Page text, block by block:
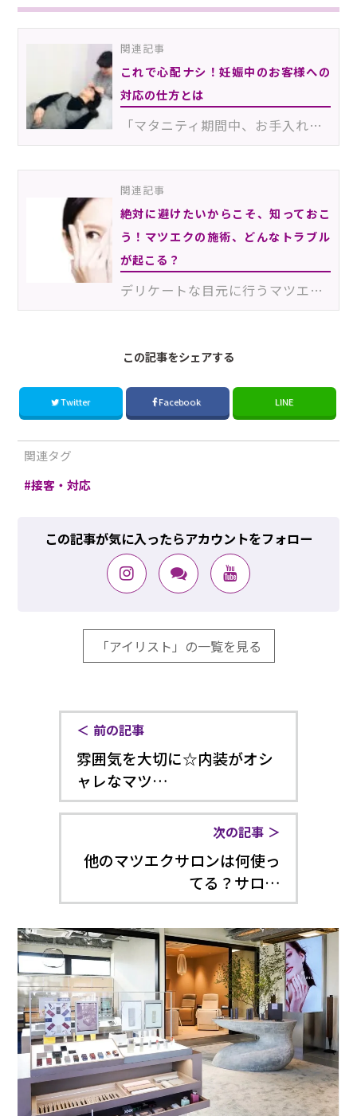
関連記事
これで心配ナシ！妊娠中のお客様への
対応の仕方とは
「マタニティ期間中、お手入れに時間はかけたくない…でも、手軽に綺麗でいたい！」そう願う妊婦さんたちも…
関連記事
絶対に避けたいからこそ、知っておこ
う！マツエクの施術、どんなトラブル
が起こる？
デリケートな目元に行うマツエク施術は、常にトラブルと背中合わせ。特に施術中に使用するグルーは、取り…
この記事をシェアする
Twitter Facebook LINE
関連タグ
接客・対応
この記事が気に入ったらアカウントをフォロー
「アイリスト」の一覧を見る
前の記事
雰囲気を大切に☆内装がオシ
ャレなマツ…
次の記事
他のマツエクサロンは何使っ
てる？サロ…